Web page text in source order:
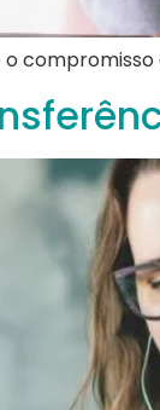
o